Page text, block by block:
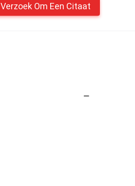
Verzoek Om Een Citaat